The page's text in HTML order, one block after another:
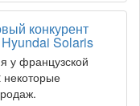
конкурент
Solaris
у французской